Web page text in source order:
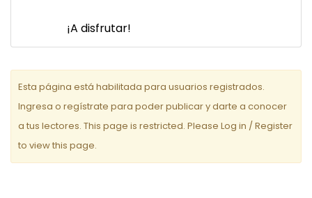
¡A disfrutar!
Esta página está habilitada para usuarios registrados.
Ingresa o regístrate para poder publicar y darte a conocer
a tus lectores. This page is restricted. Please Log in / Register
to view this page.